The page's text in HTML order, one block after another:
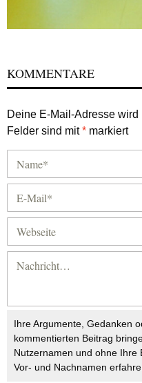
KOMMENTARE
Deine E-Mail-Adresse wird
Felder sind mit* markiert
Ihre Argumente, Gedanken
kommentierten Beitrag
Nutzernamen und ohne Ihre
Vor- und Nachnamen